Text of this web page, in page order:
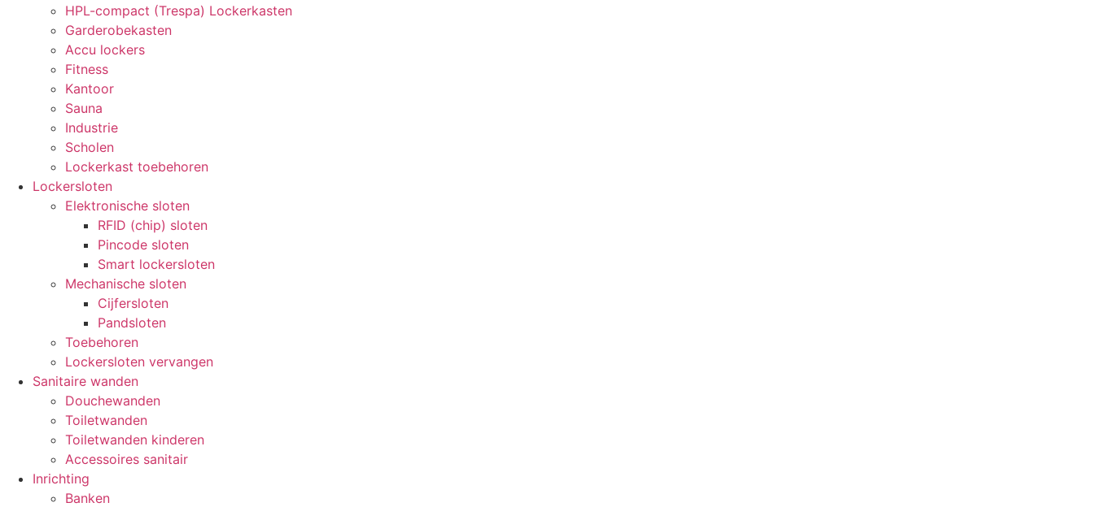
HPL-compact (Trespa) Lockerkasten
Garderobekasten
Accu lockers
Fitness
Kantoor
Sauna
Industrie
Scholen
Lockerkast toebehoren
Lockersloten
Elektronische sloten
RFID (chip) sloten
Pincode sloten
Smart lockersloten
Mechanische sloten
Cijfersloten
Pandsloten
Toebehoren
Lockersloten vervangen
Sanitaire wanden
Douchewanden
Toiletwanden
Toiletwanden kinderen
Accessoires sanitair
Inrichting
Banken